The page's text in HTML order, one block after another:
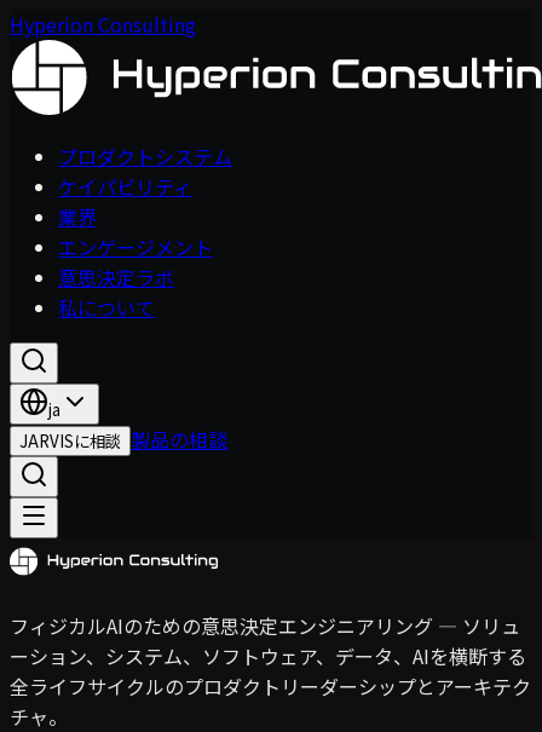
Hyperion Consulting
プロダクトシステム
ケイパビリティ
業界
エンゲージメント
意思決定ラボ
私について
ja
JARVISに相談 製品の相談
フィジカルAIのための意思決定エンジニアリング — ソリュ
ーション、システム、ソフトウェア、データ、AIを横断する
全ライフサイクルのプロダクトリーダーシップとアーキテク
チャ。